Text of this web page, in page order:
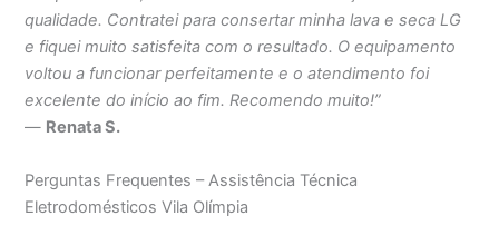
qualidade. Contratei para consertar minha lava e seca LG
e fiquei muito satisfeita com o resultado. O equipamento
voltou a funcionar perfeitamente e o atendimento foi
excelente do início ao fim. Recomendo muito!”
— Renata S.
Perguntas Frequentes – Assistência Técnica
Eletrodomésticos Vila Olímpia